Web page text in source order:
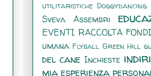
utilitaristiche Doggydancing
Sveva Assembri
EVENTI RACCOLTA
umana Flyball Green Hill
del cane Inchieste
mia esperienza